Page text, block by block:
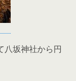
八坂神社から円